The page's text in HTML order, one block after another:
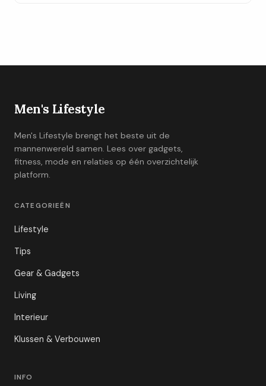
Men's Lifestyle
Men's Lifestyle brengt het beste uit de
mannenwereld samen. Lees over gadgets,
fitness, mode en relaties op één overzichtelijk
platform.
CATEGORIEËN
Lifestyle
Tips
Gear & Gadgets
Living
Interieur
Klussen & Verbouwen
INFO